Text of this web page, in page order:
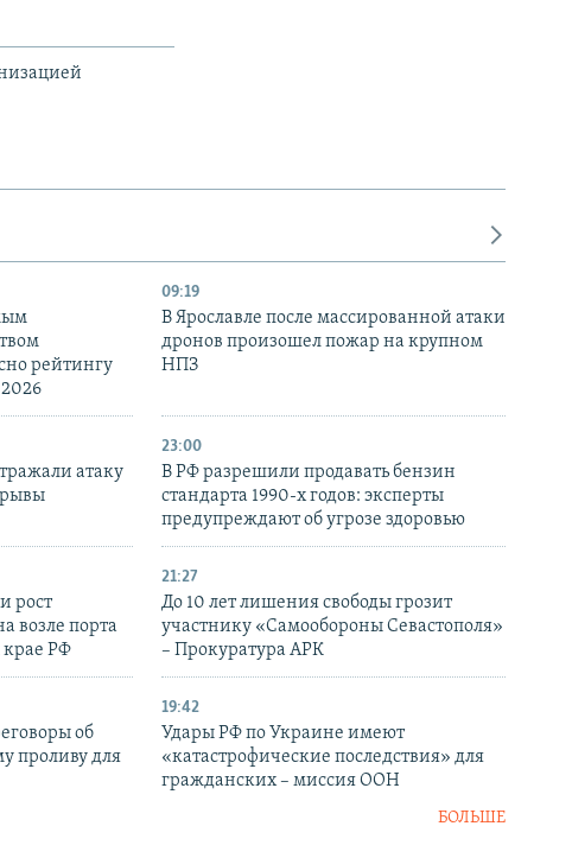
рейтингу
09:19
В Ярославле после массированной атаки
дронов произошел пожар на крупном
НПЗ
атаку
23:00
В РФ разрешили продавать бензин
стандарта 1990-х годов: эксперты
предупреждают об угрозе здоровью
рост
возле порта
крае РФ
21:27
До 10 лет лишения свободы грозит
участнику «Самообороны Севастополя»
– Прокуратура АРК
об
проливу для
19:42
Удары РФ по Украине имеют
«катастрофические последствия» для
гражданских – миссия ООН
БОЛЬШЕ